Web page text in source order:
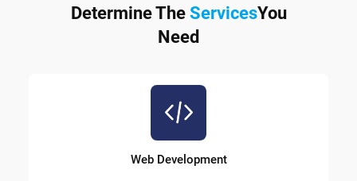
Determine The ServicesYou
Need
Web Development